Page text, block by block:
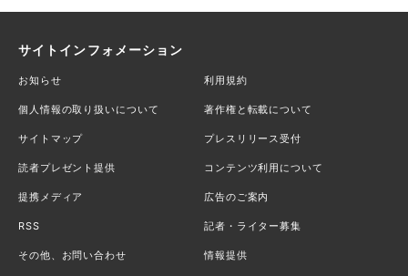
サイトインフォメーション
お知らせ 利用規約
個人情報の取り扱いについて 著作権と転載について
サイトマップ プレスリリース受付
読者プレゼント提供 コンテンツ利用について
提携メディア 広告のご案内
RSS 記者・ライター募集
その他、お問い合わせ 情報提供